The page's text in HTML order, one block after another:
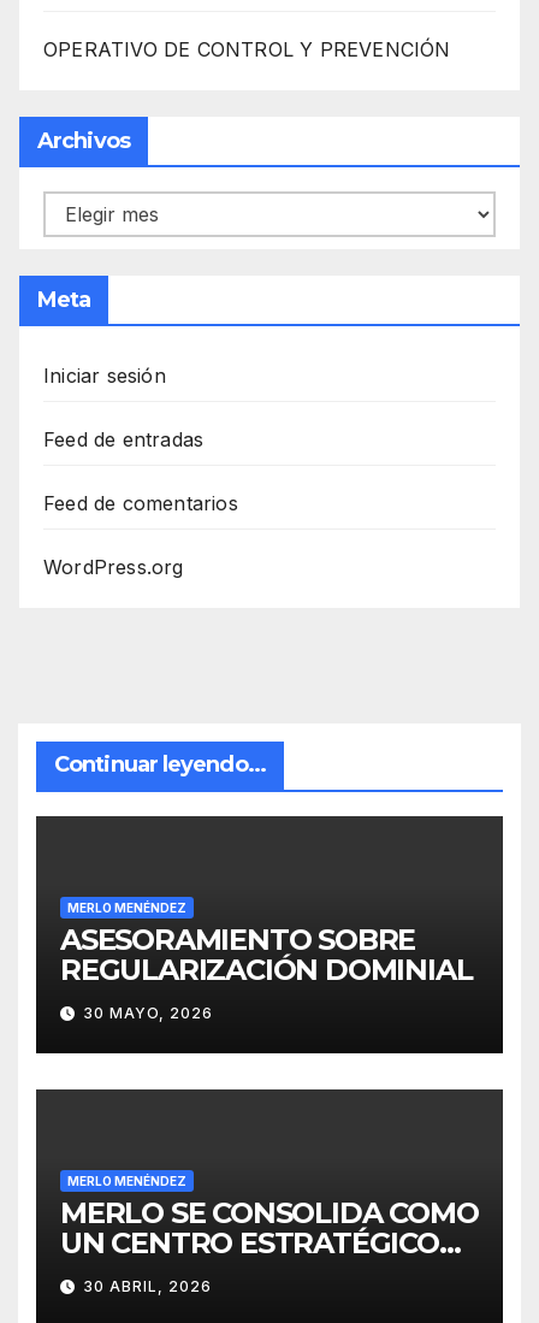
OPERATIVO DE CONTROL Y PREVENCIÓN
Archivos
Archivos
Meta
Iniciar sesión
Feed de entradas
Feed de comentarios
WordPress.org
Continuar leyendo...
MERLO MENÉNDEZ
ASESORAMIENTO SOBRE
REGULARIZACIÓN DOMINIAL
30 MAYO, 2026
MERLO MENÉNDEZ
MERLO SE CONSOLIDA COMO
UN CENTRO ESTRATÉGICO
PARA EL DESARROLLO DE
INVERSIONES
30 ABRIL, 2026